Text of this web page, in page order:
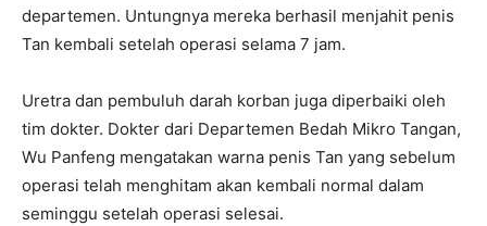
departemen. Untungnya mereka berhasil menjahit penis
Tan kembali setelah operasi selama 7 jam.
Uretra dan pembuluh darah korban juga diperbaiki oleh
tim dokter. Dokter dari Departemen Bedah Mikro Tangan,
Wu Panfeng mengatakan warna penis Tan yang sebelum
operasi telah menghitam akan kembali normal dalam
seminggu setelah operasi selesai.